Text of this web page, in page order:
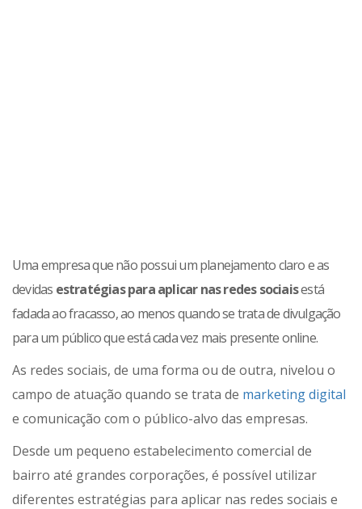
Uma empresa que não possui um planejamento claro e as
devidas estratégias para aplicar nas redes sociaisestá
fadada ao fracasso, ao menos quando se trata de divulgação
para um público que está cada vez mais presente online.
As redes sociais, de uma forma ou de outra, nivelou o
campo de atuação quando se trata de marketing digital
e comunicação com o público-alvo das empresas.
Desde um pequeno estabelecimento comercial de
bairro até grandes corporações, é possível utilizar
diferentes estratégias para aplicar nas redes sociais e